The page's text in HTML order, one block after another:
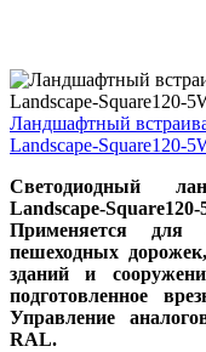
Ландшафтный
Landscape-Square120-
Светодиодный
Landscape-
Применяется для
пешеходных
зданий и
подготовленное
Управление
RAL.